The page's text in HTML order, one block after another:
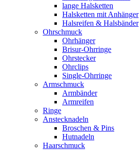
lange Halsketten
Halsketten mit Anhänger
Halsreifen & Halsbänder
Ohrschmuck
Ohrhänger
Brisur-Ohrringe
Ohrstecker
Ohrclips
Single-Ohrringe
Armschmuck
Armbänder
Armreifen
Ringe
Anstecknadeln
Broschen & Pins
Hutnadeln
Haarschmuck